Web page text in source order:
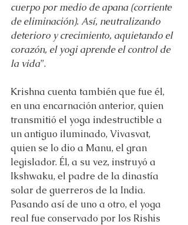
cuerpo por medio de apana (corriente
de eliminación). Así, neutralizando
deterioro y crecimiento, aquietando el
corazón, el yogi aprende el control de
la vida”.
Krishna cuenta también que fue él,
en una encarnación anterior, quien
transmitió el yoga indestructible a
un antiguo iluminado, Vivasvat,
quien se lo dio a Manu, el gran
legislador. Él, a su vez, instruyó a
Ikshwaku, el padre de la dinastía
solar de guerreros de la India.
Pasando así de uno a otro, el yoga
real fue conservado por los Rishis